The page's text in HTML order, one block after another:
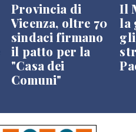
Provincia di
Vicenza, oltre 70
sindaci firmano
il patto per la
"Casa dei
Comuni"
Il
la